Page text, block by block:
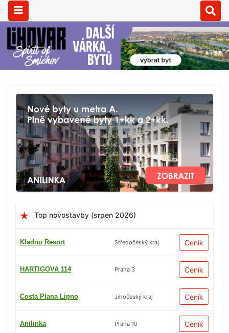
Top novostavby (srpen 2026)
Kladno Resort Středočeský kraj Ceník
HARTIGOVA 114 Praha 3 Ceník
Costa Plana Lipno Jihočeský kraj Ceník
Anilinka Praha 10 Ceník